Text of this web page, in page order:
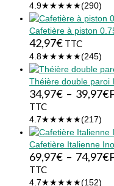
4.9★★★★★(290)
Cafetière à piston
42,97€ TTC
4.8★★★★★(245)
Théière double paroi
34,97€ – 39,97€
TTC
4.7★★★★★(217)
Cafetière Italienne
69,97€ – 74,97€
TTC
4.7★★★★★(152)